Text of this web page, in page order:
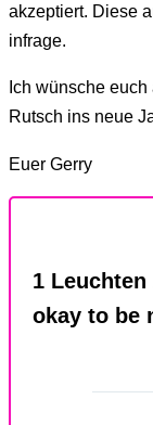
akzeptiert. Diese
infrage.
Ich wünsche
Rutsch ins neue
Euer Gerry
1 Leuchten
okay to be